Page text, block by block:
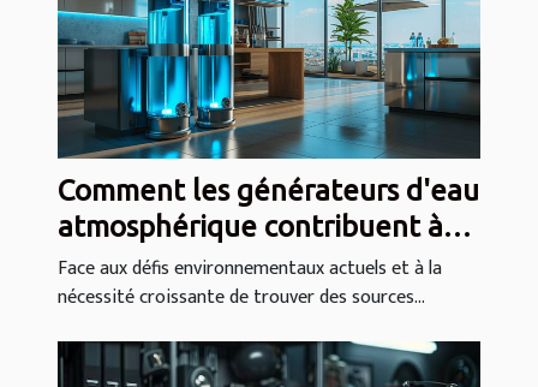
Comment les générateurs d'eau
atmosphérique contribuent à
l'autonomie en eau
Face aux défis environnementaux actuels et à la
nécessité croissante de trouver des sources...